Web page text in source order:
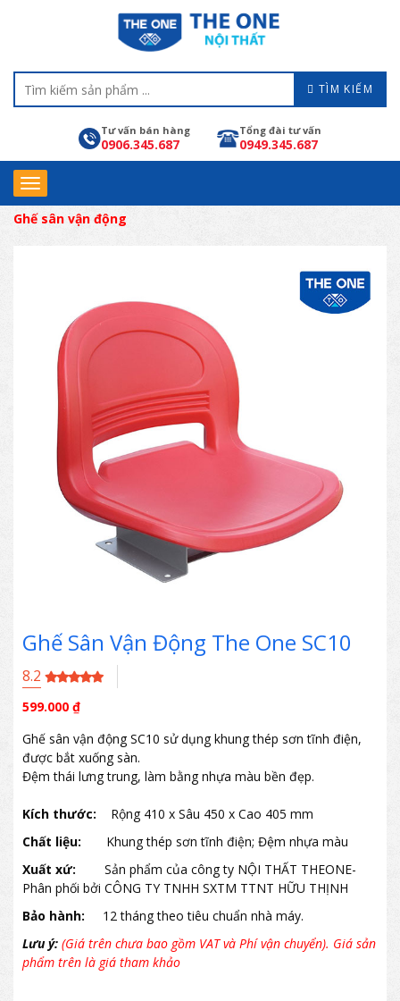
TÌM KIẾM
Tư vấn bán hàng
0906.345.687
Tổng đài tư vấn
0949.345.687
Ghế sân vận động
Ghế Sân Vận Động The One SC10
8.2
599.000 ₫
Ghế sân vận động SC10 sử dụng khung thép sơn tĩnh điện,
được bắt xuống sàn.
Đệm thái lưng trung, làm bằng nhựa màu bền đẹp.
Kích thước: Rộng 410 x Sâu 450 x Cao 405 mm
Chất liệu:
Khung thép sơn tĩnh điện; Đệm nhựa màu
Xuất xứ:
Sản phẩm của công ty NỘI THẤT THEONE-
Phân phối bởi CÔNG TY TNHH SXTM TTNT HỮU THỊNH
Bảo hành:
12 tháng theo tiêu chuẩn nhà máy.
Lưu ý: (Giá trên chưa bao gồm VAT và Phí vận chuyển). Giá sản
phẩm trên là giá tham khảo